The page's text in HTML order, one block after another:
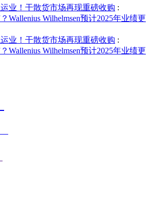
业！干散货市场再现重磅收购 :
Wallenius Wilhelmsen预计2025年业绩更
业！干散货市场再现重磅收购 :
Wallenius Wilhelmsen预计2025年业绩更